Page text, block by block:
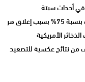
أحداث سبتة
هرمز
الأمريكية
من نتائج عكسية للتصعيد